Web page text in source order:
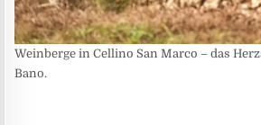
Weinberge in Cellino San Marco – das
Bano.